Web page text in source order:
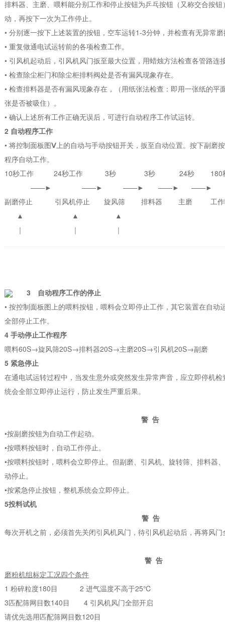
排料器、主磨、喂料能分别工作和停止按钮为乒乓按钮（又称交合按
动，再按下一次为工作停止。
• 分别逐一按下上述装置的按钮，空车运转1-3分钟，并检查有无异常
• 重复做通电试运转前的各项检查工作。
• 引风机起动后，引风机风门扳至最大位置，用蜡烛方法检查各管路连
• 检查除尘柜门和除尘柜排料阀处是否有漏风现象存在。
• 检查排料器是否有漏风现象存在，（用纸张法检查：即用一张纸的平
张是否被吸住）。
• 确认上述所有工作正确无误后，可进行自动程序工作试运转。
2 自动程序工作
• 将控制面板图Ⅴ上的自动与手动按钮开关，扳至自动位置。按下副磨
程序自动工作。
10秒工作 24秒工作 3秒 3秒 24秒 180
——► ——► ——► ——► ——►
副磨停止 引风机停止 旋风筛 排料器 主磨 工作
▲ ▲ ▲
｜ ｜ ｜
3 自动程序工作的停止
• 按控制面板图上的喂料按钮，喂料会立即停止工作，其它装置在自动
全部停止工作。
4 手动停止工作程序
喂料60S→旋风筛20S→排料器20S→主磨20S→引风机20S→副磨
5 紧急停止
在通电试运转过程中，当发生意外或突然发生异常声音，应立即停机
统会全部立即停止运行，防止发生严重后果。
警 告
•按副磨按钮为自动工作起动。
•按喂料按钮时，自动工作停止。
•按喂料按钮时，喂料会立即停止。但副磨、引风机、旋转筛、排料器
动停止。
•按紧急停止按钮，整机系统会立即停止。
5投料试机
警 告
每次开机之前，必须首先关闭引风机风门，待引风机起动后，再将风门
警 告
磨粉机组标定工况四个条件
1 粉碎粒度180目 2 进气温度不高于25℃
3匹配筛网目数140目 4 引风机风门全部开启
请优先选用匹配筛网目数120目